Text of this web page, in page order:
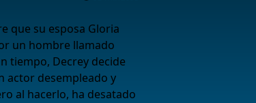
que su esposa Gloria
un hombre llamado
tiempo, Decrey decide
actor desempleado y
al hacerlo, ha desatado